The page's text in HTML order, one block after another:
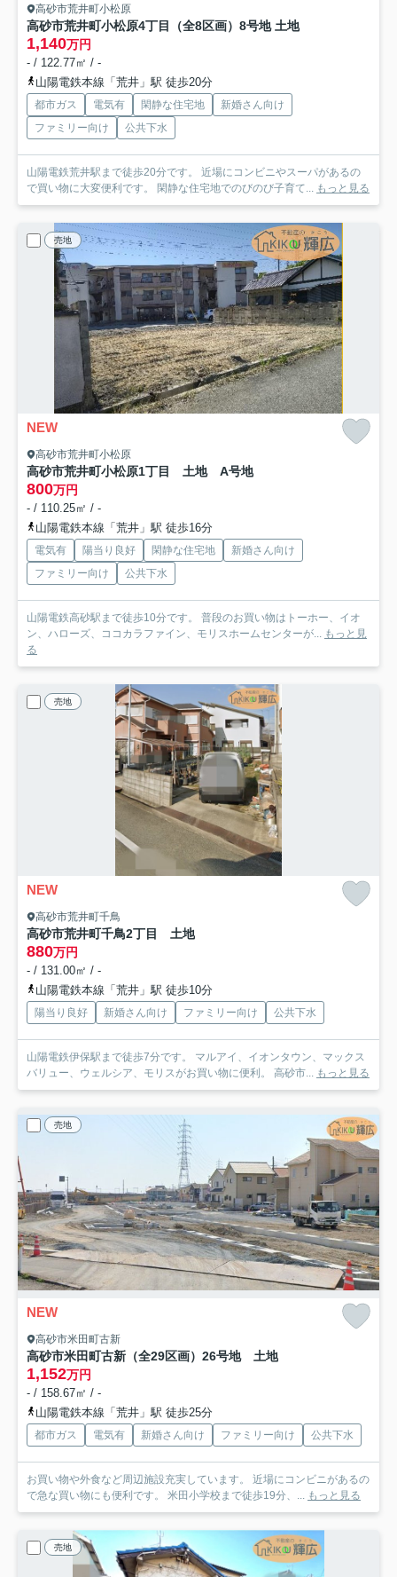
高砂市荒井町小松原
高砂市荒井町小松原4丁目（全8区画）8号地 土地
1,140万円
- / 122.77㎡ / -
山陽電鉄本線「荒井」駅 徒歩20分
都市ガス 電気有 閑静な住宅地
新婚さん向け
ファミリー向け
公共下水
山陽電鉄荒井駅まで徒歩20分です。 近場にコンビニやスーパがあるの
で買い物に大変便利です。 閑静な住宅地でのびのび子育て... もっと見る
売地
NEW
高砂市荒井町小松原
高砂市荒井町小松原1丁目 土地 A号地
800万円
- / 110.25㎡ / -
山陽電鉄本線「荒井」駅 徒歩16分
電気有 陽当り良好 閑静な住宅地
新婚さん向け
ファミリー向け
公共下水
山陽電鉄高砂駅まで徒歩10分です。 普段のお買い物はトーホー、イオ
ン、ハローズ、ココカラファイン、モリスホームセンターが... もっと見
る
売地
NEW
高砂市荒井町千鳥
高砂市荒井町千鳥2丁目 土地
880万円
- / 131.00㎡ / -
山陽電鉄本線「荒井」駅 徒歩10分
陽当り良好 新婚さん向け ファミリー向け 公共下水
山陽電鉄伊保駅まで徒歩7分です。 マルアイ、イオンタウン、マックス
バリュー、ウェルシア、モリスがお買い物に便利。 高砂市...
もっと見る
売地
NEW
高砂市米田町古新
高砂市米田町古新（全29区画）26号地 土地
1,152万円
- / 158.67㎡ / -
山陽電鉄本線「荒井」駅 徒歩25分
都市ガス 電気有 新婚さん向け ファミリー向け 公共下水
お買い物や外食など周辺施設充実しています。 近場にコンビニがあるの
で急な買い物にも便利です。 米田小学校まで徒歩19分、...
もっと見る
売地